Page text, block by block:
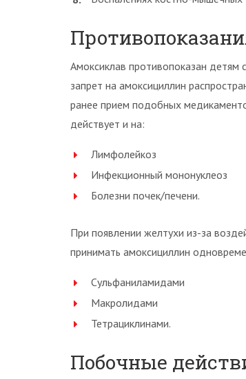
Амоксиклав противопоказан детям
запрет на амоксициллин
ранее прием подобных
действует и на:
Лимфолейкоз
Инфекционный мононуклеоз
Болезни почек/печени.
При появлении желтухи из-за
принимать амоксициллин
Сульфаниламидами
Макролидами
Тетрациклинами.
Побочные